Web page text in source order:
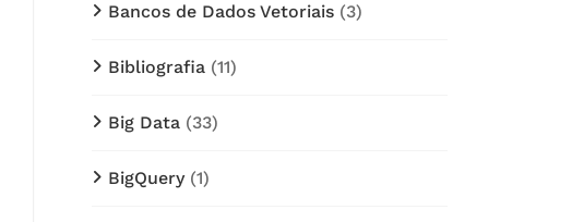
Bancos de Dados Vetoriais (3)
Bibliografia (11)
Big Data (33)
BigQuery(1)